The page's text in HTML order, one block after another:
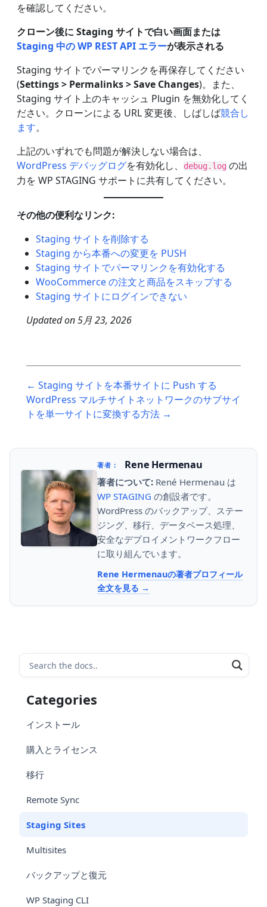
を確認してください。
クローン後に Staging サイトで白い画面または
Staging 中の WP REST API エラーが表示される
Staging サイトでパーマリンクを再保存してください
(Settings > Permalinks > Save Changes)。また、
Staging サイト上のキャッシュ Plugin を無効化してく
ださい。クローンによる URL 変更後、しばしば競合し
ます。
上記のいずれでも問題が解決しない場合は、
WordPress デバッグログを有効化し、 debug.log の出
力を WP STAGING サポートに共有してください。
その他の便利なリンク:
Staging サイトを削除する
Staging から本番への変更を PUSH
Staging サイトでパーマリンクを有効化する
WooCommerce の注文と商品をスキップする
Staging サイトにログインできない
Updated on5月 23, 2026
navigation
← Staging サイトを本番サイトに Push する
WordPress マルチサイトネットワークのサブサイ
トを単一サイトに変換する方法 →
著者： Rene Hermenau
著者について: René Hermenau は
WP STAGING の創設者です。
WordPress のバックアップ、ステー
ジング、移行、データベース処理、
安全なデプロイメントワークフロー
に取り組んでいます。
Rene Hermenauの著者プロフィール
全文を見る
Categories
インストール
購入とライセンス
移行
Remote Sync
Staging Sites
Multisites
バックアップと復元
WP Staging CLI